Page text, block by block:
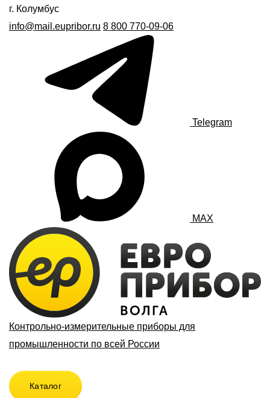
г. Колумбус
info@mail.eupribor.ru 8 800 770-09-06
Telegram
MAX
Контрольно-измерительные приборы для
промышленности по всей России
Каталог